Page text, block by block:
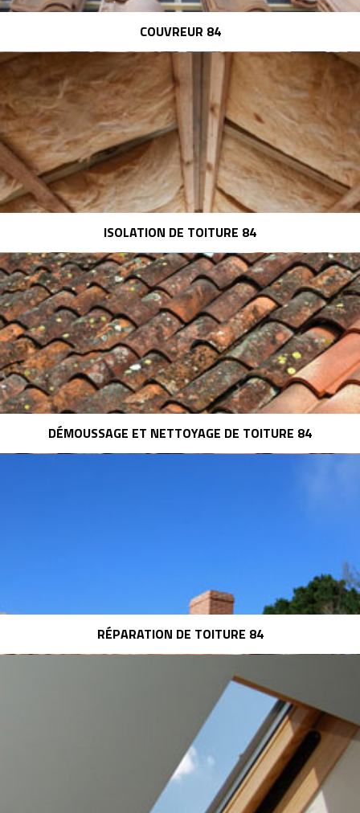
COUVREUR 84
ISOLATION DE TOITURE 84
DÉMOUSSAGE ET NETTOYAGE DE TOITURE 84
RÉPARATION DE TOITURE 84